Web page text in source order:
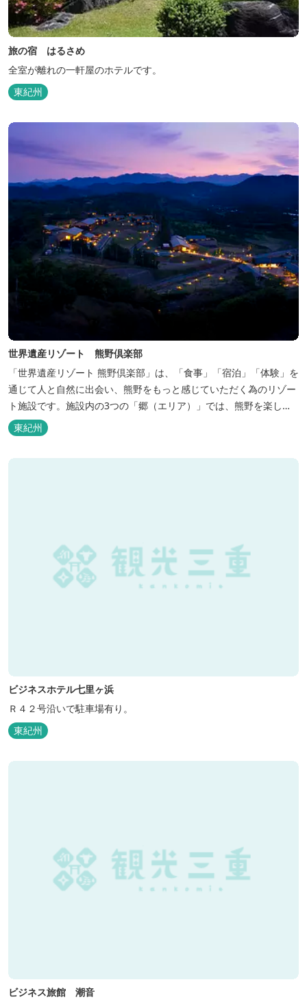
旅の宿 はるさめ
全室が離れの一軒屋のホテルです。
東紀州
世界遺産リゾート 熊野倶楽部
「世界遺産リゾート 熊野倶楽部」は、「食事」「宿泊」「体験」を
通じて人と自然に出会い、熊野をもっと感じていただく為のリゾー
ト施設です。施設内の3つの「郷（エリア）」では、熊野を楽しむ
為の多彩なイベンを開催。施設内のいたるところに、熊野灘の青い
海や雄大な夕日の大パノラマ等、大自然を感じていただけるよう設
東紀州
ビジネスホテル七里ヶ浜
Ｒ４２号沿いで駐車場有り。
東紀州
ビジネス旅館 潮音